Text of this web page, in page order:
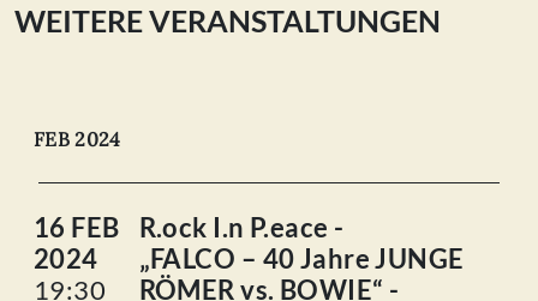
WEITERE VERANSTALTUNGEN
FEB 2024
16 FEB
2024
19:30
R.ock I.n P.eace -
„FALCO – 40 Jahre JUNGE
RÖMER vs. BOWIE“ -